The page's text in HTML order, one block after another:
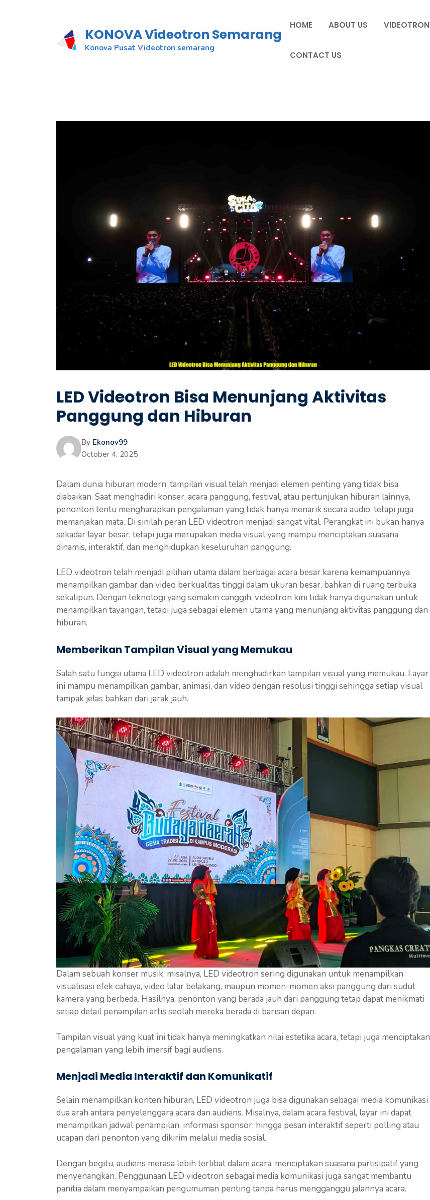
KONOVA Videotron Semarang
Konova Pusat Videotron semarang
HOME ABOUT US VIDEOTRON
CONTACT US
LED Videotron Bisa Menunjang Aktivitas
Panggung dan Hiburan
By Ekonov99
October 4, 2025
Dalam dunia hiburan modern, tampilan visual telah menjadi elemen penting yang tidak bisa
diabaikan. Saat menghadiri konser, acara panggung, festival, atau pertunjukan hiburan lainnya,
penonton tentu mengharapkan pengalaman yang tidak hanya menarik secara audio, tetapi juga
memanjakan mata. Di sinilah peran LED videotron menjadi sangat vital. Perangkat ini bukan hanya
sekadar layar besar, tetapi juga merupakan media visual yang mampu menciptakan suasana
dinamis, interaktif, dan menghidupkan keseluruhan panggung.
LED videotron telah menjadi pilihan utama dalam berbagai acara besar karena kemampuannya
menampilkan gambar dan video berkualitas tinggi dalam ukuran besar, bahkan di ruang terbuka
sekalipun. Dengan teknologi yang semakin canggih, videotron kini tidak hanya digunakan untuk
menampilkan tayangan, tetapi juga sebagai elemen utama yang menunjang aktivitas panggung dan
hiburan.
Memberikan Tampilan Visual yang Memukau
Salah satu fungsi utama LED videotron adalah menghadirkan tampilan visual yang memukau. Layar
ini mampu menampilkan gambar, animasi, dan video dengan resolusi tinggi sehingga setiap visual
tampak jelas bahkan dari jarak jauh.
Dalam sebuah konser musik, misalnya, LED videotron sering digunakan untuk menampilkan
visualisasi efek cahaya, video latar belakang, maupun momen-momen aksi panggung dari sudut
kamera yang berbeda. Hasilnya, penonton yang berada jauh dari panggung tetap dapat menikmati
setiap detail penampilan artis seolah mereka berada di barisan depan.
Tampilan visual yang kuat ini tidak hanya meningkatkan nilai estetika acara, tetapi juga menciptakan
pengalaman yang lebih imersif bagi audiens.
Menjadi Media Interaktif dan Komunikatif
Selain menampilkan konten hiburan, LED videotron juga bisa digunakan sebagai media komunikasi
dua arah antara penyelenggara acara dan audiens. Misalnya, dalam acara festival, layar ini dapat
menampilkan jadwal penampilan, informasi sponsor, hingga pesan interaktif seperti polling atau
ucapan dari penonton yang dikirim melalui media sosial.
Dengan begitu, audiens merasa lebih terlibat dalam acara, menciptakan suasana partisipatif yang
menyenangkan. Penggunaan LED videotron sebagai media komunikasi juga sangat membantu
panitia dalam menyampaikan pengumuman penting tanpa harus mengganggu jalannya acara.